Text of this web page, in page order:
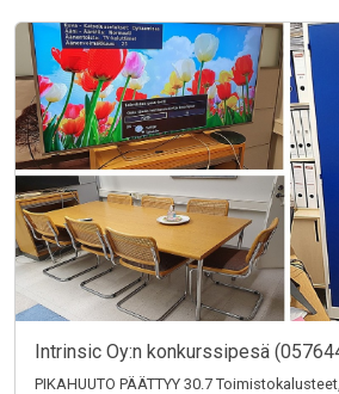
Intrinsic Oy:n konkurssipesä
PIKAHUUTO PÄÄTTYY 30.7